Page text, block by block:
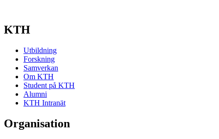
KTH
Utbildning
Forskning
Samverkan
Om KTH
Student på KTH
Alumni
KTH Intranät
Organisation